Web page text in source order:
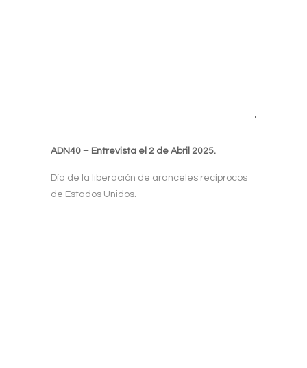
ADN40 – Entrevista el 2 de Abril 2025.
Día de la liberación de aranceles recíprocos
de Estados Unidos.